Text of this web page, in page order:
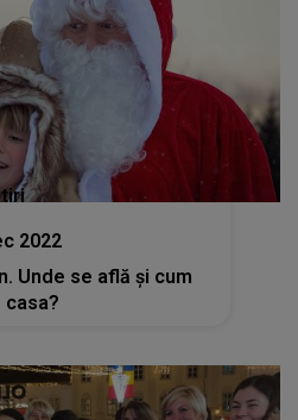
2022
Unde se află și cum
casa?